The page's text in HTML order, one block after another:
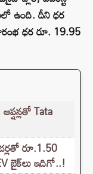
ఉంది. దీని ధర
ధర రూ. 19.95
Tata
రూ.1.50
బైక్‌లు ఇదిగో..!